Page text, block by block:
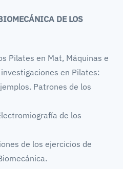
DE LOS
Pilates en Mat, Máquinas e
en Pilates:
Patrones de los
de los
de los ejercicios de